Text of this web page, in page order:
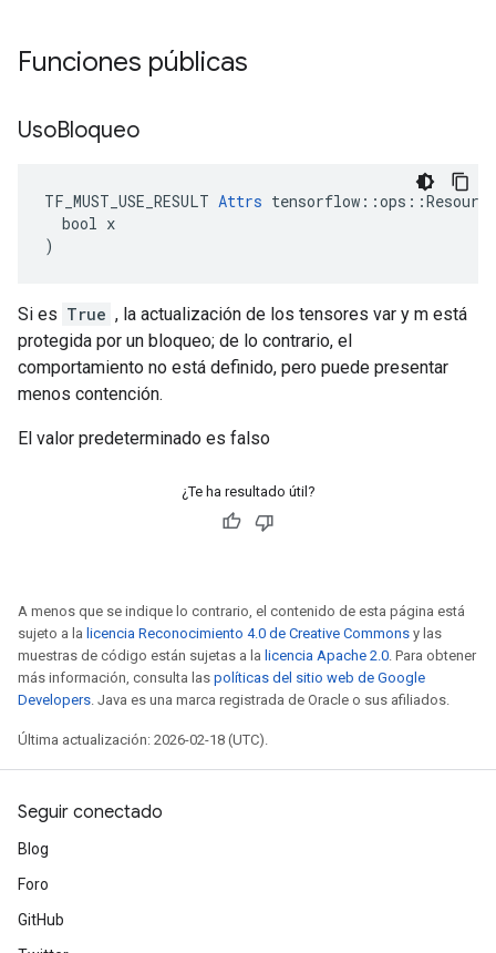
Funciones públicas
UsoBloqueo
TF_MUST_USE_RESULT Attrs
  bool x
)
Si es True , la actualización de los tensores var y m está
protegida por un bloqueo; de lo contrario, el
comportamiento no está definido, pero puede presentar
menos contención.
El valor predeterminado es falso
¿Te ha resultado útil?
A menos que se indique lo contrario, el contenido de esta página está
sujeto a la licencia Reconocimiento 4.0 de Creative Commons y las
muestras de código están sujetas a la licencia Apache 2.0. Para obtener
más información, consulta las políticas del sitio web de Google
Developers. Java es una marca registrada de Oracle o sus afiliados.
Última actualización: 2026-02-18 (UTC).
Seguir conectado
Blog
Foro
GitHub